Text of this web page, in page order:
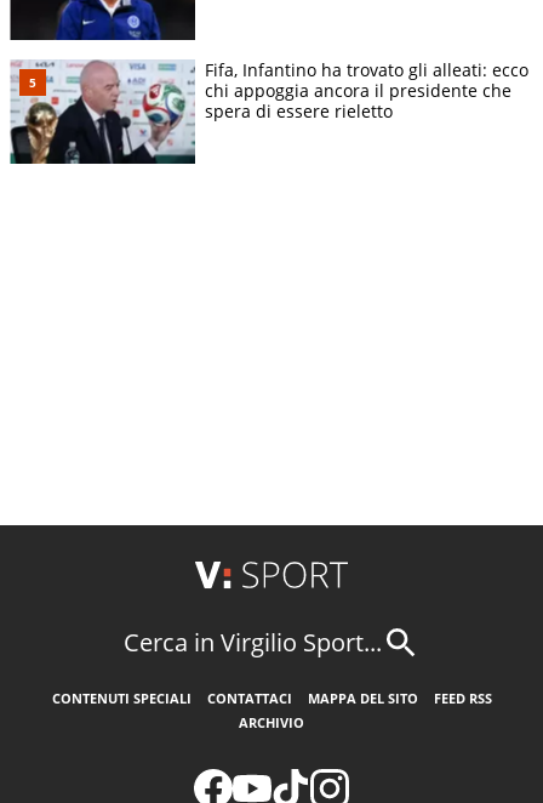
Fifa, Infantino ha trovato gli alleati: ecco
chi appoggia ancora il presidente che
spera di essere rieletto
Cerca in Virgilio Sport...
CONTENUTI SPECIALI CONTATTACI MAPPA DEL SITO
FEED RSS
ARCHIVIO